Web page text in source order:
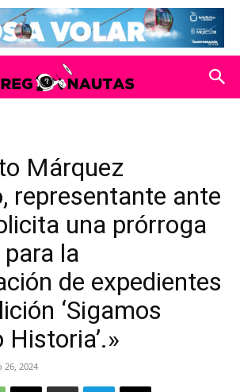
Márquez
representante ante
una prórroga
la
de expedientes
‘Sigamos
Historia’.»
26, 2024